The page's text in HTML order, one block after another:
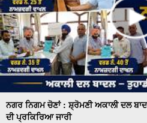
ਨਗਰ ਨਿਗਮ ਚੋਣਾਂ : ਸ਼੍ਰੋਮਣੀ ਅਕਾਲੀ ਦਲ
ਦੀ ਪ੍ਰਕਿਰਿਆ ਜਾਰੀ